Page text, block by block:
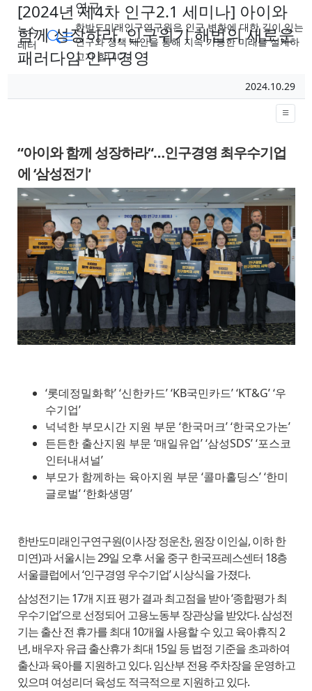
뉴스
레터
검색메뉴
연구
한반도미래인구연구원은 인구 변화에 대한 깊이 있는
연구와 정책 제안을 통해 지속 가능한 미래를 설계하
고자 합니다.
[2024년 제4차 인구2.1 세미나] 아이와
함께 성장하라, 인구위기 해법의 새로운
패러다임 인구경영
작성일
2024.10.29
“아이와 함께 성장하라“…인구경영 최우수기업
에 ‘삼성전기’
‘롯데정밀화학’ ‘신한카드’ ‘KB국민카드’ ‘KT&G’ ‘우
수기업’
넉넉한 부모시간 지원 부문 ‘한국머크’ ‘한국오가논’
든든한 출산지원 부문 ‘매일유업’ ‘삼성SDS’ ‘포스코
인터내셔널’
부모가 함께하는 육아지원 부문 ‘콜마홀딩스’ ‘한미
글로벌’ ‘한화생명’
한반도미래인구연구원(이사장 정운찬, 원장 이인실, 이하 한
미연)과 서울시는 29일 오후 서울 중구 한국프레스센터 18층
서울클럽에서 ‘인구경영 우수기업’ 시상식을 가졌다.
삼성전기는 17개 지표 평가 결과 최고점을 받아 ‘종합평가 최
우수기업’으로 선정되어 고용노동부 장관상을 받았다. 삼성전
기는 출산 전 휴가를 최대 10개월 사용할 수 있고 육아휴직 2
년, 배우자 유급 출산휴가 최대 15일 등 법정 기준을 초과하여
출산과 육아를 지원하고 있다. 임산부 전용 주차장을 운영하고
있으며 여성리더 육성도 적극적으로 지원하고 있다.